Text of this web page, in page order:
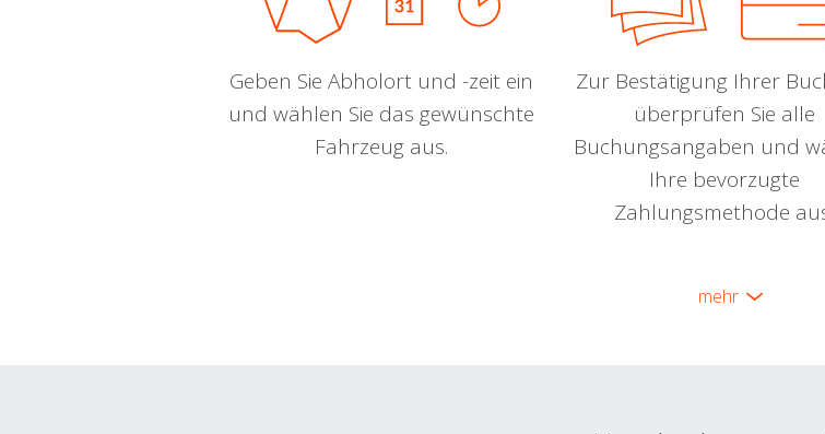
Geben Sie Abholort und -zeit ein
und wählen Sie das gewünschte
Fahrzeug aus.
Zur Bestätigung Ihrer
überprüfen Sie alle
Buchungsangaben und
Ihre bevorzugte
Zahlungsmethode
mehr